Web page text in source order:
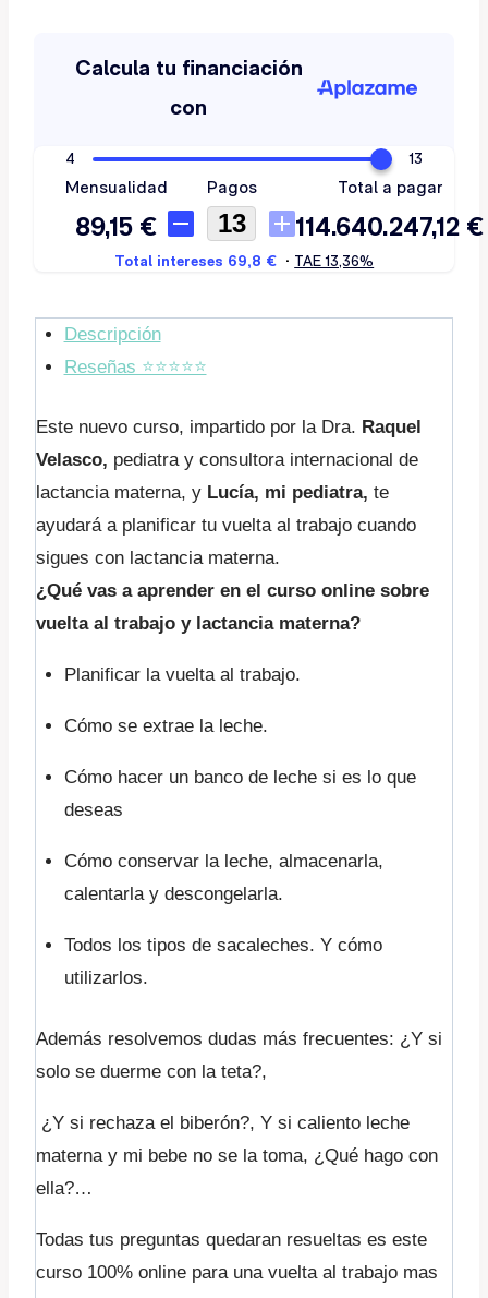
Descripción
Reseñas ⭐️⭐️⭐️⭐️⭐️
Este nuevo curso, impartido por la Dra. Raquel
Velasco, pediatra y consultora internacional de
lactancia materna, y Lucía, mi pediatra, te
ayudará a planificar tu vuelta al trabajo cuando
sigues con lactancia materna.
¿Qué vas a aprender en el curso online sobre
vuelta al trabajo y lactancia materna?
Planificar la vuelta al trabajo.
Cómo se extrae la leche.
Cómo hacer un banco de leche si es lo que
deseas
Cómo conservar la leche, almacenarla,
calentarla y descongelarla.
Todos los tipos de sacaleches. Y cómo
utilizarlos.
Además resolvemos dudas más frecuentes: ¿Y si
solo se duerme con la teta?,
¿Y si rechaza el biberón?, Y si caliento leche
materna y mi bebe no se la toma, ¿Qué hago con
ella?…
Todas tus preguntas quedaran resueltas es este
curso 100% online para una vuelta al trabajo mas